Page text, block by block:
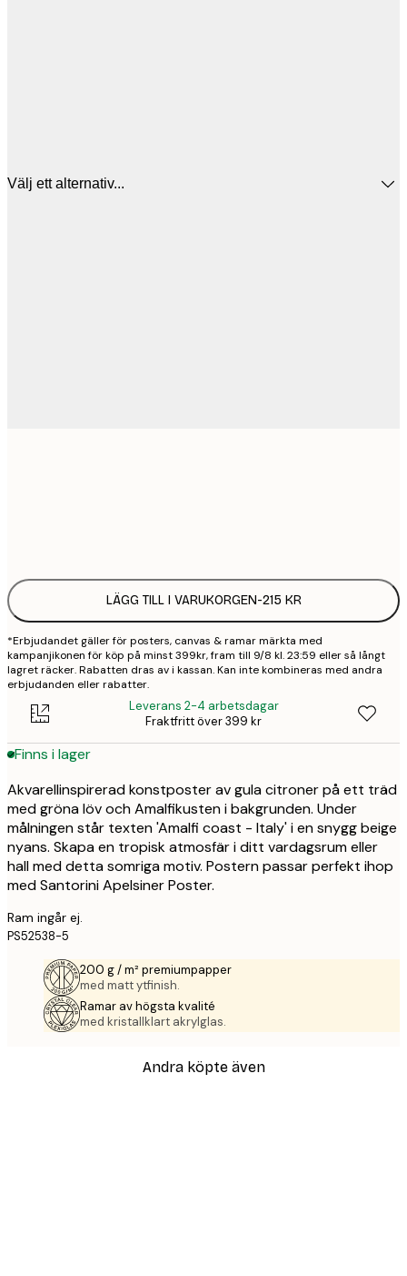
Välj ett alternativ...
LÄGG TILL I VARUKORGEN-215 KR
*Erbjudandet gäller för posters, canvas & ramar märkta med
kampanjikonen för köp på minst 399kr, fram till 9/8 kl. 23:59 eller så långt
lagret räcker. Rabatten dras av i kassan. Kan inte kombineras med andra
erbjudanden eller rabatter.
Leverans 2-4 arbetsdagar
Fraktfritt över 399 kr
Finns i lager
Akvarellinspirerad konstposter av gula citroner på ett träd
med gröna löv och Amalfikusten i bakgrunden. Under
målningen står texten 'Amalfi coast - Italy' i en snygg beige
nyans. Skapa en tropisk atmosfär i ditt vardagsrum eller
hall med detta somriga motiv. Postern passar perfekt ihop
med Santorini Apelsiner Poster.
Ram ingår ej.
PS52538-5
200 g / m² premiumpapper
med matt ytfinish.
Ramar av högsta kvalité
med kristallklart akrylglas.
Andra köpte även